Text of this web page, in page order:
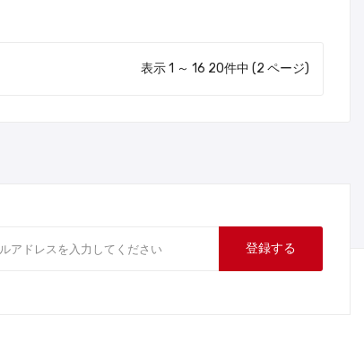
表示 1 ～ 16 20件中 (2 ページ)
登録する